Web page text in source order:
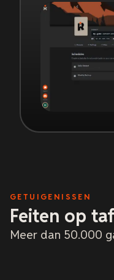
GETUIGENISSEN
Feiten op
Meer dan 50.000